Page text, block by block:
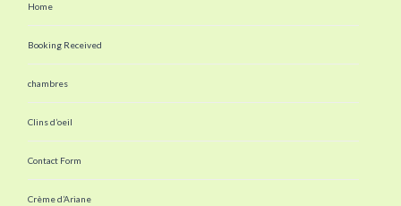
Home
Booking Received
chambres
Clins d’oeil
Contact Form
Crème d’Ariane